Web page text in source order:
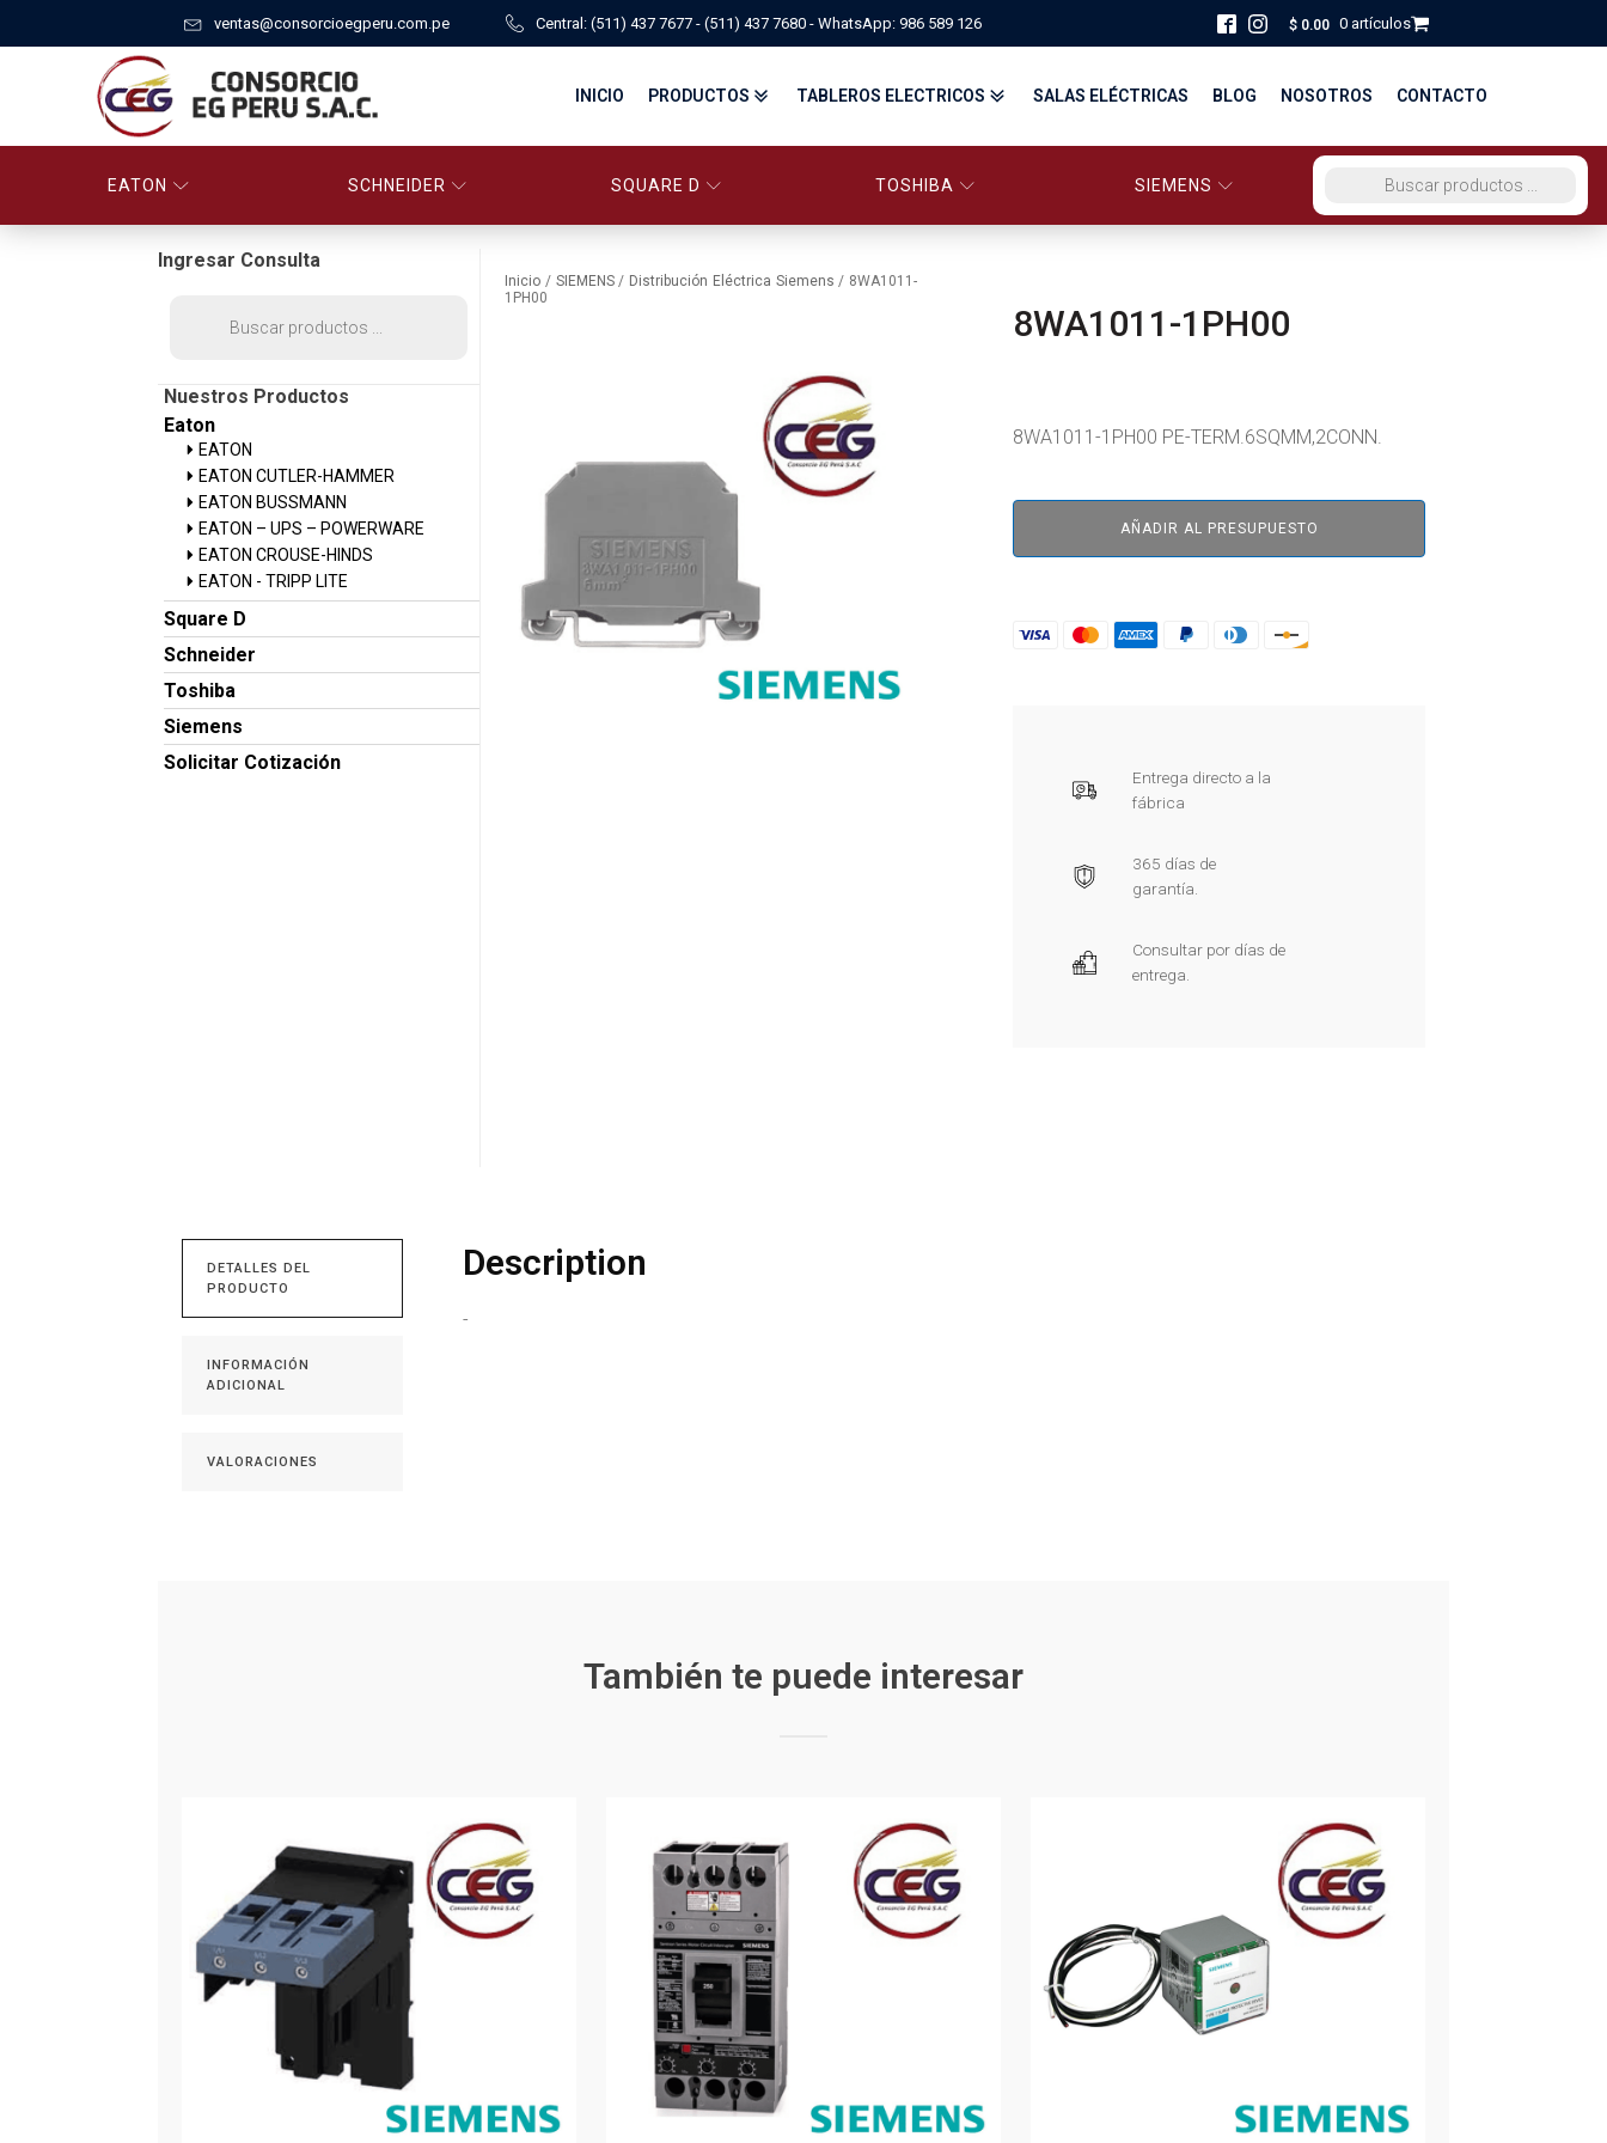
ventas@consorcioegperu.com.pe Central: (511) 437 7677 - (511) 437 7680 - WhatsApp: 986 589 126 $0.00 0 artículos
INICIO PRODUCTOS
INTERRUPTORES TERMOMAGNÉTICOS
MANDO, SEÑALIZACIÓN Y CONTROL
TRANSFORMADORES
UPS
TABLEROS ELECTRICOS
PANELBOARD, TABLEROS ELÉCTRICOS DISTRIBUCIÓN Y FUERZA
SALAS ELÉCTRICAS BLOG NOSOTROS CONTACTO
EATON SCHNEIDER SQUARE D TOSHIBA SIEMENS BÚSQUEDA DE PRODUCTOS
Ingresar Consulta
Nuestros Productos
Eaton
EATON
EATON CUTLER-HAMMER
EATON BUSSMANN
EATON – UPS – POWERWARE
EATON CROUSE-HINDS
EATON - TRIPP LITE
Square D
Schneider
Toshiba
Siemens
Solicitar Cotización
Inicio / SIEMENS/ Distribución Eléctrica Siemens / 8WA1011-
1PH00
8WA1011-1PH00
8WA1011-1PH00 PE-TERM.6SQMM,2CONN.
AÑADIR AL PRESUPUESTO
Entrega directo a la
fábrica
365 días de
garantía.
Consultar por días de
entrega.
DETALLES DEL
PRODUCTO
INFORMACIÓN
ADICIONAL
VALORACIONES
Description
-
También te puede interesar